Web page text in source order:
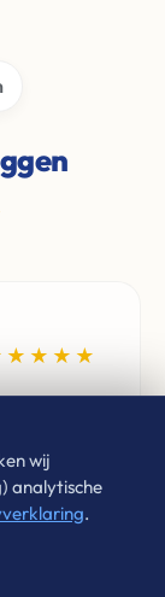
Leco
zoekt
gerust
wij
analytische
.